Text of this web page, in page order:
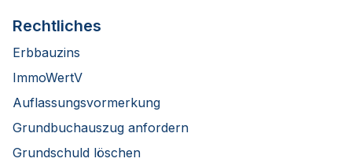
Rechtliches
Erbbauzins
ImmoWertV
Auflassungsvormerkung
Grundbuchauszug anfordern
Grundschuld löschen